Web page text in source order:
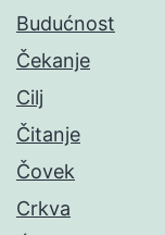
Budućnost
Čekanje
Cilj
Čitanje
Čovek
Crkva